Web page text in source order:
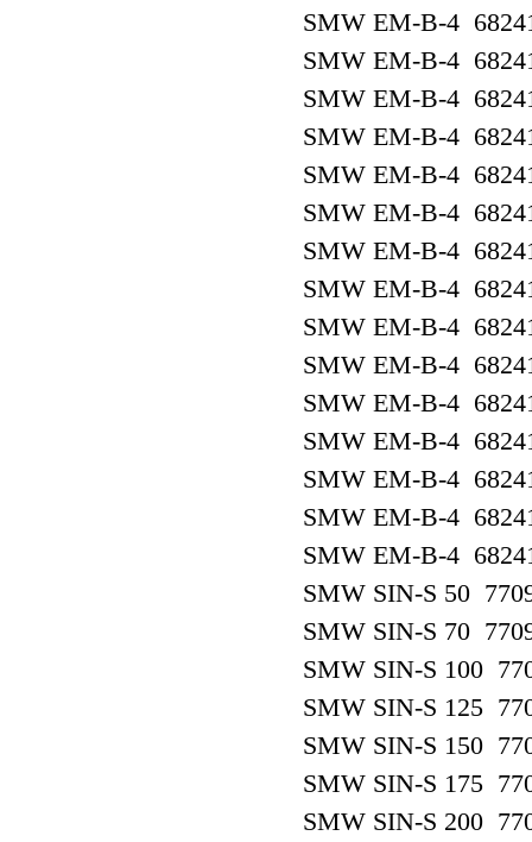
SMW EM-B-4
SMW EM-B-4
SMW EM-B-4
SMW EM-B-4
SMW EM-B-4
SMW EM-B-4
SMW EM-B-4
SMW EM-B-4
SMW EM-B-4
SMW EM-B-4
SMW EM-B-4
SMW EM-B-4
SMW EM-B-4
SMW EM-B-4
SMW EM-B-4
SMW SIN-S 50
SMW SIN-S 70
SMW SIN-S 100
SMW SIN-S 125
SMW SIN-S 150
SMW SIN-S 175
SMW SIN-S 200